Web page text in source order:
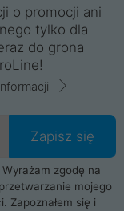
o promocji ani
tylko dla
do grona
Zapisz się
zgodę na
mojego
Zapoznałem się i